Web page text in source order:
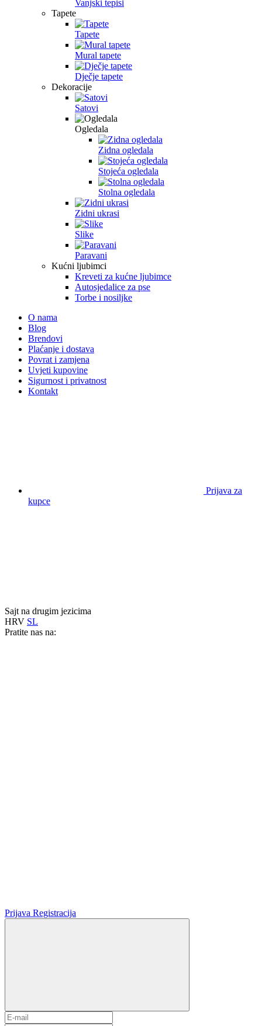
Vanjski tepisi
Tapete
Tapete
Mural tapete
Dječje tapete
Dekoracije
Satovi
Ogledala
Zidna ogledala
Stojeća ogledala
Stolna ogledala
Zidni ukrasi
Slike
Paravani
Kućni ljubimci
Kreveti za kućne ljubimce
Autosjedalice za pse
Torbe i nosiljke
O nama
Blog
Brendovi
Plaćanje i dostava
Povrat i zamjena
Uvjeti kupovine
Sigurnost i privatnost
Kontakt
Prijava za
kupce
Sajt na drugim jezicima
HRV SL
Pratite nas na:
Prijava Registracija